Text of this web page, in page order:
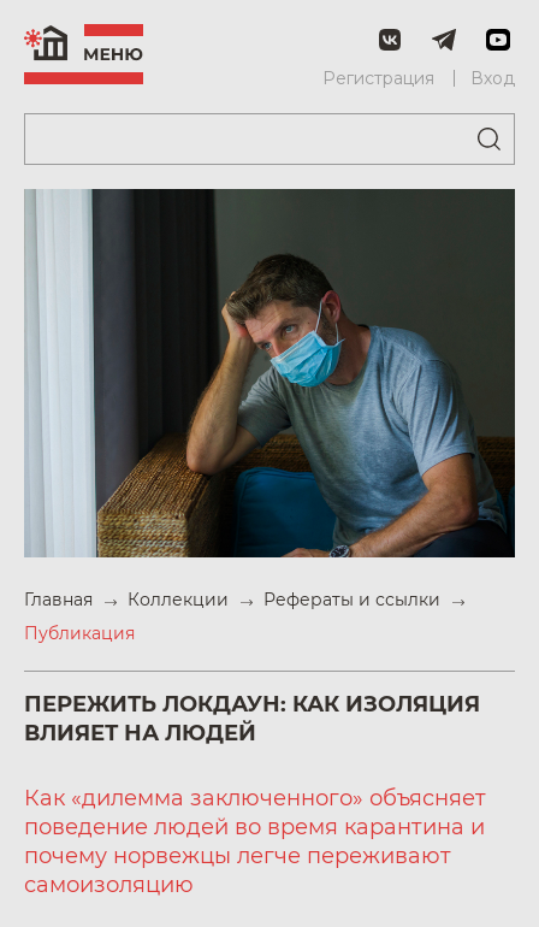
Регистрация Вход
Главная Коллекции
Рефераты и ссылки
Публикация
ПЕРЕЖИТЬ ЛОКДАУН: КАК ИЗОЛЯЦИЯ
ВЛИЯЕТ НА ЛЮДЕЙ
Как «дилемма заключенного» объясняет
поведение людей во время карантина и
почему норвежцы легче переживают
самоизоляцию